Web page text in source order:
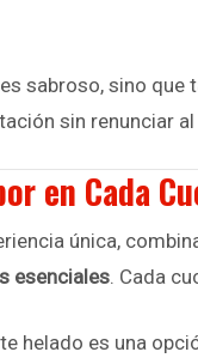
sabroso, sino que
sin renunciar
en Cada
única,
esenciales. Cada
helado es una